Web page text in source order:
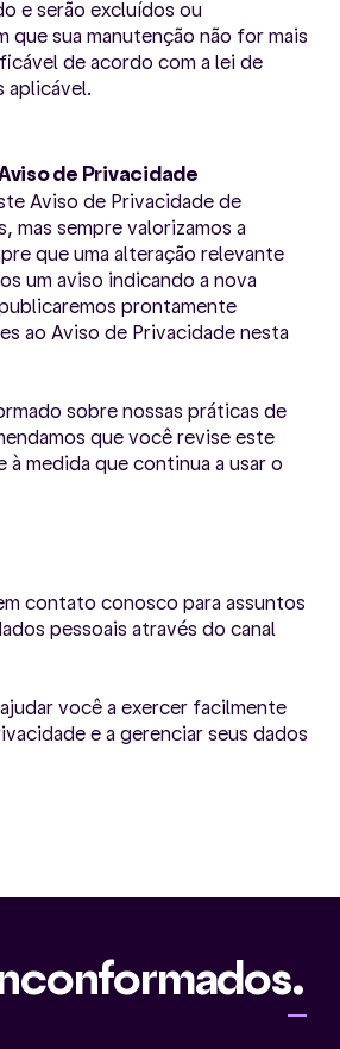
e serão excluídos ou
que sua manutenção não for mais
de acordo com a lei de
aplicável.
de Privacidade
Aviso de Privacidade de
mas sempre valorizamos a
que uma alteração relevante
um aviso indicando a nova
prontamente
ao Aviso de Privacidade nesta
sobre nossas práticas de
que você revise este
à medida que continua a usar o
contato conosco para assuntos
pessoais através do canal
você a exercer facilmente
e a gerenciar seus dados